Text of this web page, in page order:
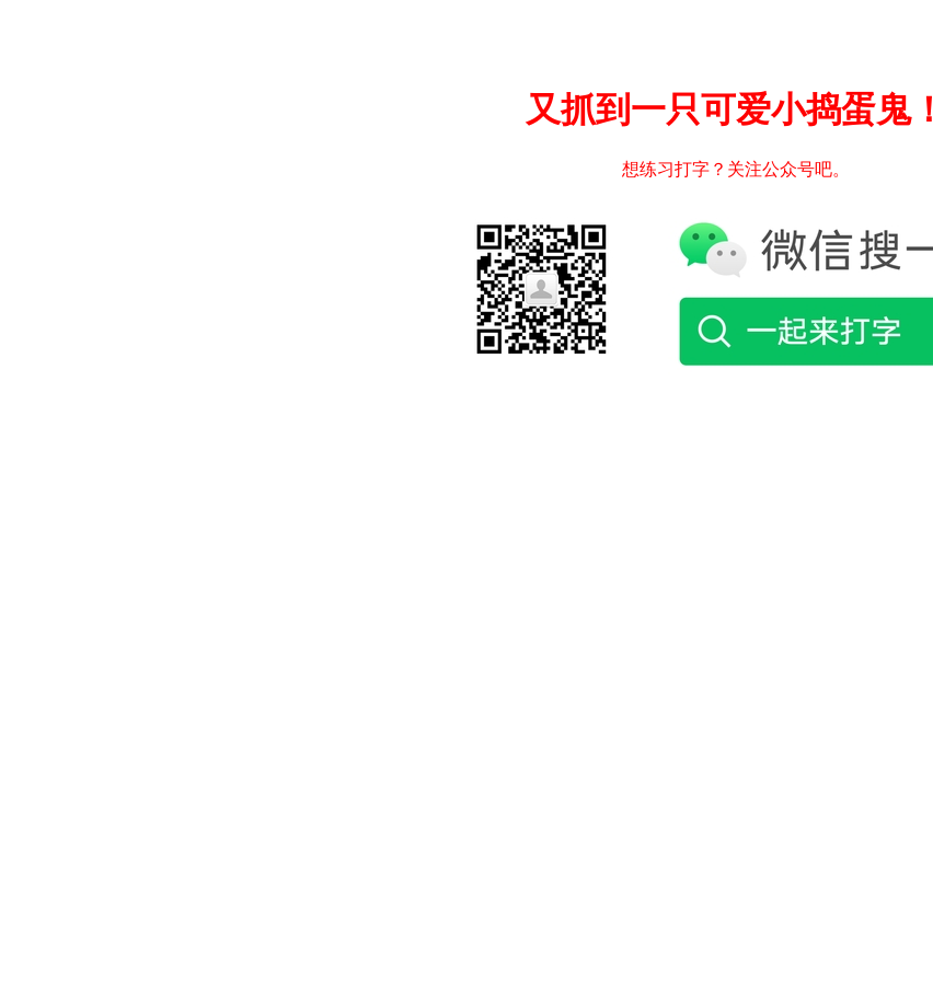
又抓到一只可爱小捣蛋鬼！
想练习打字？关注公众号吧。